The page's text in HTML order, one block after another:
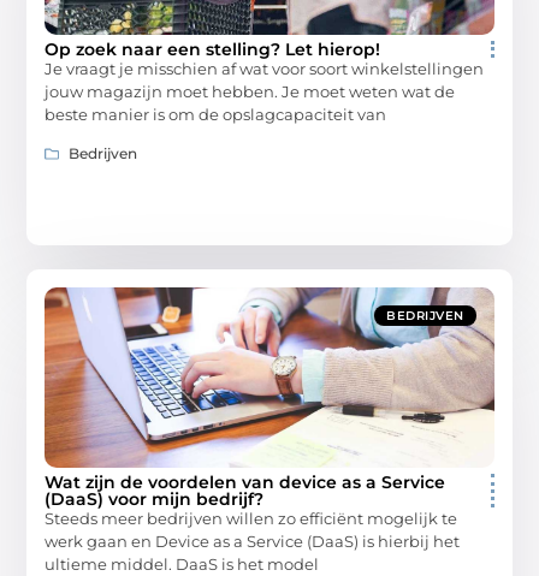
Op zoek naar een stelling? Let hierop!
Je vraagt je misschien af wat voor soort winkelstellingen
jouw magazijn moet hebben. Je moet weten wat de
beste manier is om de opslagcapaciteit van
Bedrijven
BEDRIJVEN
Wat zijn de voordelen van device as a Service
(DaaS) voor mijn bedrijf?
Steeds meer bedrijven willen zo efficiënt mogelijk te
werk gaan en Device as a Service (DaaS) is hierbij het
ultieme middel. DaaS is het model